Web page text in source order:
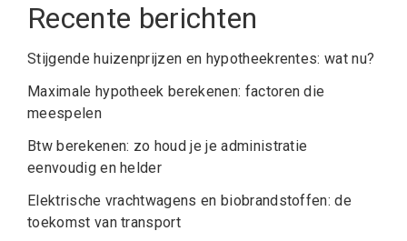
Recente berichten
Stijgende huizenprijzen en hypotheekrentes: wat nu?
Maximale hypotheek berekenen: factoren die
meespelen
Btw berekenen: zo houd je je administratie
eenvoudig en helder
Elektrische vrachtwagens en biobrandstoffen: de
toekomst van transport